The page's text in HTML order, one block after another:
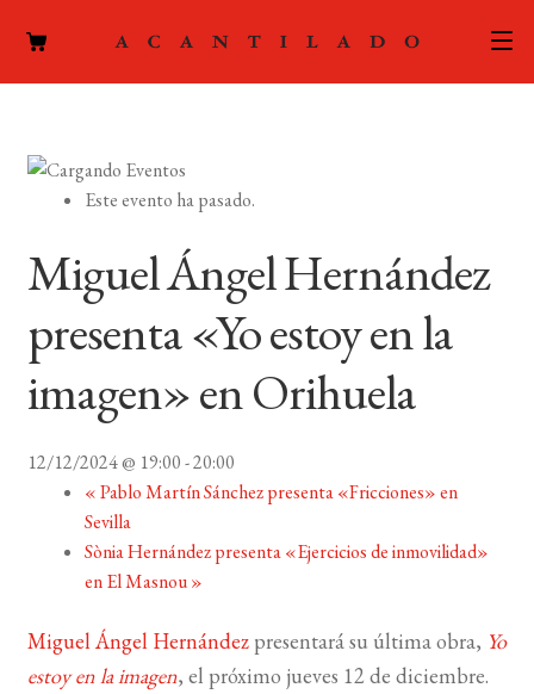
hijo
el
PODCAST
LA EDITORIAL
FOREIGN RIGHTS
CONTACTO
LISTA DE LIBROS
Este evento ha pasado.
Miguel Ángel Hernández
presenta «Yo estoy en la
imagen» en Orihuela
12/12/2024 @ 19:00-20:00
«Pablo Martín Sánchez presenta «Fricciones» en
Sevilla
Sònia Hernández presenta «Ejercicios de inmovilidad»
en El Masnou»
Miguel Ángel Hernándezpresentarásu última obra, Yo
estoy en la imagen, el próximo jueves 12 de diciembre.